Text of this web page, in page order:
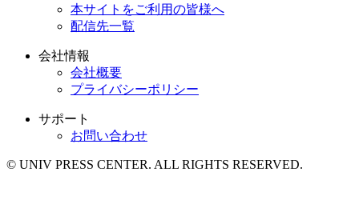
本サイトをご利用の皆様へ
配信先一覧
会社情報
会社概要
プライバシーポリシー
サポート
お問い合わせ
© UNIV PRESS CENTER. ALL RIGHTS RESERVED.